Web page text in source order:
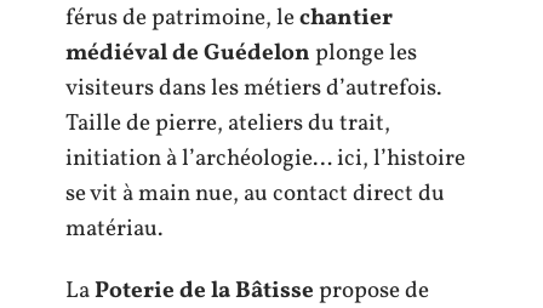
férus de patrimoine, lechantier
médiéval de Guédelonplonge les
visiteurs dans les métiers d’autrefois.
Taille de pierre, ateliers du trait,
initiation à l’archéologie… ici, l’histoire
se vit à main nue, au contact direct du
matériau.
LaPoterie de la Bâtissepropose de